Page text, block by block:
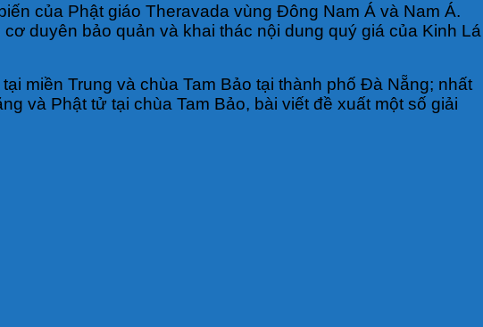
của Phật giáo Theravada vùng Đông Nam Á và Nam Á.
duyên bảo quản và khai thác nội dung quý giá của Kinh Lá
miền Trung và chùa Tam Bảo tại thành phố Đà Nẵng; nhất
và Phật tử tại chùa Tam Bảo, bài viết đề xuất một số giải